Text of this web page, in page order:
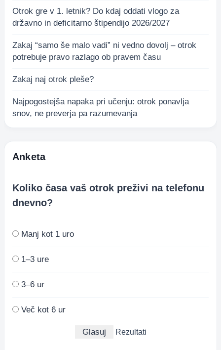
Otrok gre v 1. letnik? Do kdaj oddati vlogo za
državno in deficitarno štipendijo 2026/2027
Zakaj “samo še malo vadi” ni vedno dovolj – otrok
potrebuje pravo razlago ob pravem času
Zakaj naj otrok pleše?
Najpogostejša napaka pri učenju: otrok ponavlja
snov, ne preverja pa razumevanja
Anketa
Koliko časa vaš otrok preživi na telefonu
dnevno?
Manj kot 1 uro
1–3 ure
3–6 ur
Več kot 6 ur
Rezultati